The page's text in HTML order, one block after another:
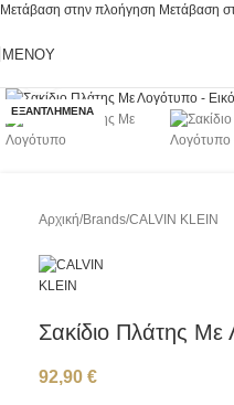
Μετάβαση στην πλοήγηση Μετάβαση
ΜΕΝΟΎ
ΕΞΑΝΤΛΗΜΈΝΑ
Αρχική/Brands/CALVIN KLEIN
Σακίδιο Πλάτης Με
92,90 €